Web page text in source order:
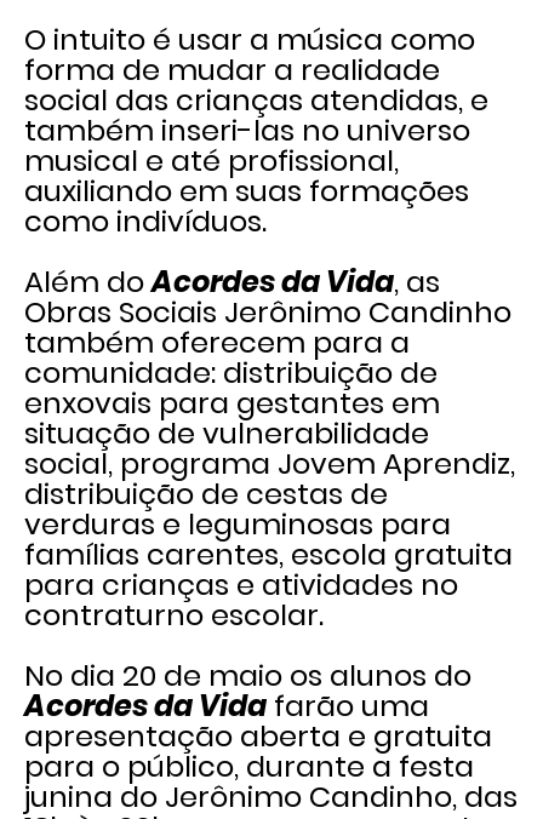
O intuito é usar a música como
forma de mudar a realidade
social das crianças atendidas, e
também inseri-las no universo
musical e até profissional,
auxiliando em suas formações
como indivíduos.
Além doAcordes da Vida, as
Obras Sociais Jerônimo Candinho
também oferecem para a
comunidade: distribuição de
enxovais para gestantes em
situação de vulnerabilidade
social, programa Jovem Aprendiz,
distribuição de cestas de
verduras e leguminosas para
famílias carentes, escola gratuita
para crianças e atividades no
contraturno escolar.
No dia 20 de maio os alunos do
Acordes da Vida farão uma
apresentação aberta e gratuita
para o público, durante a festa
junina do Jerônimo Candinho, das